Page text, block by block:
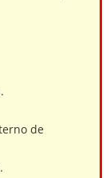
de